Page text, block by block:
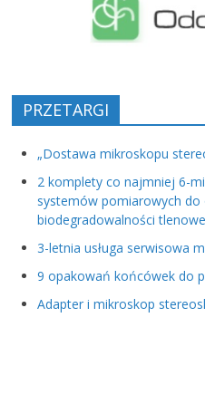
PRZETARGI
„Dostawa mikroskopu
2 komplety co najmniej 6-
systemów pomiarowych do
biodegradowalności
3-letnia usługa serwisowa
9 opakowań końcówek do
Adapter i mikroskop